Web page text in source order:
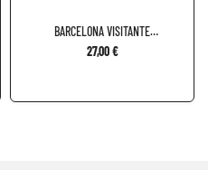
BARCELONA VISITANTE
SPONSOR...
27,00 €